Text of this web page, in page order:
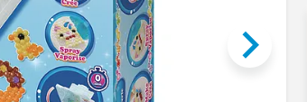
keyboard_arrow_right